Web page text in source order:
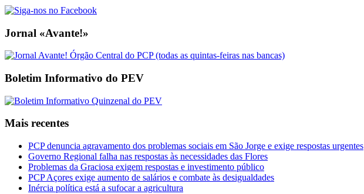
Jornal «Avante!»
Boletim Informativo do PEV
Mais recentes
PCP denuncia agravamento dos problemas sociais em São Jorge e exige respostas urgentes
Governo Regional falha nas respostas às necessidades das Flores
Problemas da Graciosa exigem respostas e investimento público
PCP Açores exige aumento de salários e combate às desigualdades
Inércia política está a sufocar a agricultura